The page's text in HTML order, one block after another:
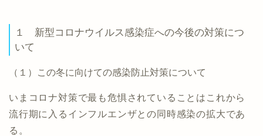
１ 新型コロナウイルス感染症への今後の対策につ
いて
（１）この冬に向けての感染防止対策について
いまコロナ対策で最も危惧されていることはこれから
流行期に入るインフルエンザとの同時感染の拡大であ
る。